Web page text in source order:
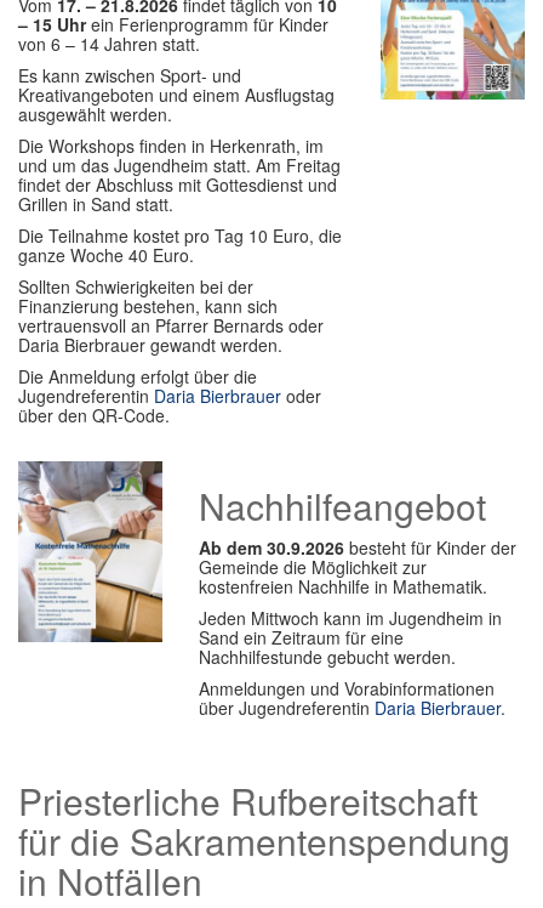
Gemeindeleben ▼
Einrichtungen ▼
Im Überblick
Links
Kontakt
– 15 Uhrein Ferienprogramm für Kinder
von 6 – 14 Jahren statt.
Es kann zwischen Sport- und
Kreativangeboten und einem Ausflugstag
ausgewählt werden.
Die Workshops finden in Herkenrath, im
und um das Jugendheim statt. Am Freitag
findet der Abschluss mit Gottesdienst und
Grillen in Sand statt.
Die Teilnahme kostet pro Tag 10 Euro, die
ganze Woche 40 Euro.
Sollten Schwierigkeiten bei der
Finanzierung bestehen, kann sich
vertrauensvoll an Pfarrer Bernards oder
Daria Bierbrauer gewandt werden.
Die Anmeldung erfolgt über die
Jugendreferentin Daria Bierbrauer oder
über den QR-Code.
Nachhilfeangebot
Ab dem 30.9.2026 besteht für Kinder der
Gemeinde die Möglichkeit zur
kostenfreien Nachhilfe in Mathematik.
Jeden Mittwoch kann im Jugendheim in
Sand ein Zeitraum für eine
Nachhilfestunde gebucht werden.
Anmeldungen und Vorabinformationen
über Jugendreferentin Daria Bierbrauer.
Priesterliche Rufbereitschaft
für die Sakramentenspendung
in Notfällen